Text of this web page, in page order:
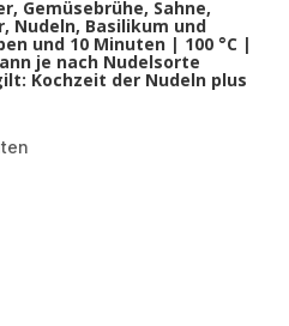
Gemüsebrühe, Sahne,
Nudeln, Basilikum und
und 10 Minuten | 100 °C |
je nach Nudelsorte
Kochzeit der Nudeln plus